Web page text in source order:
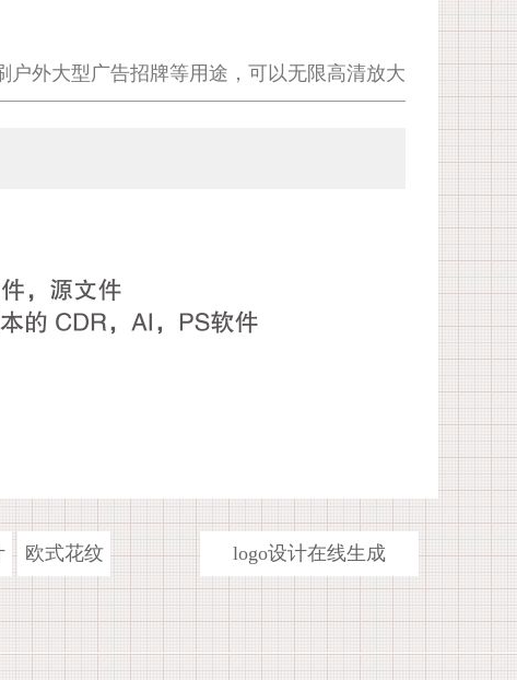
户外大型广告招牌等用途，可以无限高清放大
欧式花纹 logo设计在线生成